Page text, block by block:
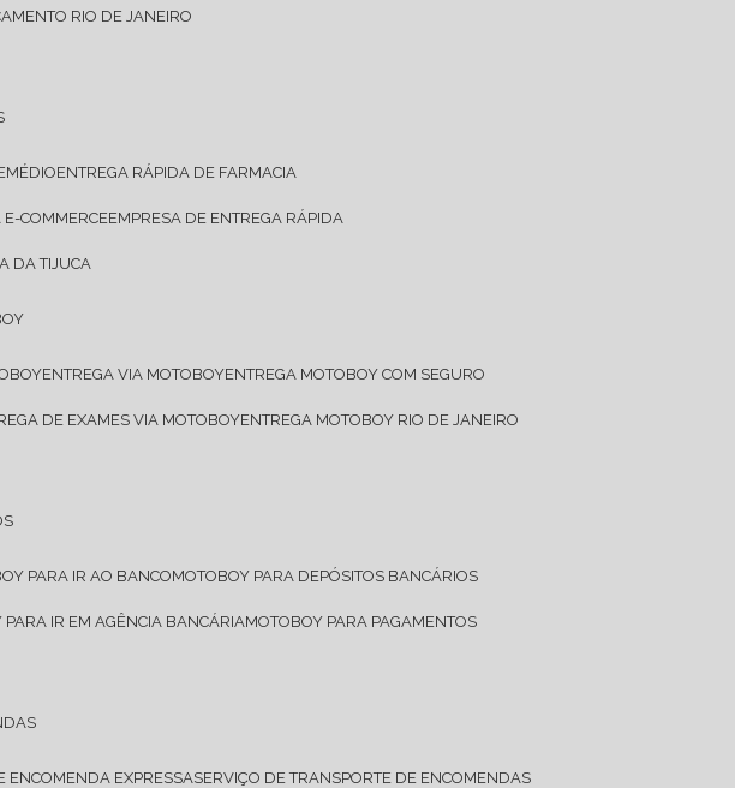
RIO DE JANEIRO
ENTREGA RÁPIDA DE FARMACIA
E-COMMERCE EMPRESA DE ENTREGA RÁPIDA
DA TIJUCA
ENTREGA VIA MOTOBOY ENTREGA MOTOBOY COM SEGURO
DE EXAMES VIA MOTOBOY ENTREGA MOTOBOY RIO DE JANEIRO
PARA IR AO BANCO MOTOBOY PARA DEPÓSITOS BANCÁRIOS
PARA IR EM AGÊNCIA BANCÁRIA MOTOBOY PARA PAGAMENTOS
ENCOMENDA EXPRESSA SERVIÇO DE TRANSPORTE DE ENCOMENDAS